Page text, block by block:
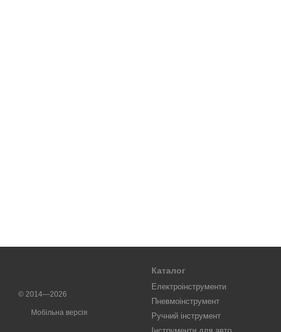
© 2014—2026
Мобільна версія
Каталог
Електроінструменти
Пневмоінструмент
Ручний інструмент